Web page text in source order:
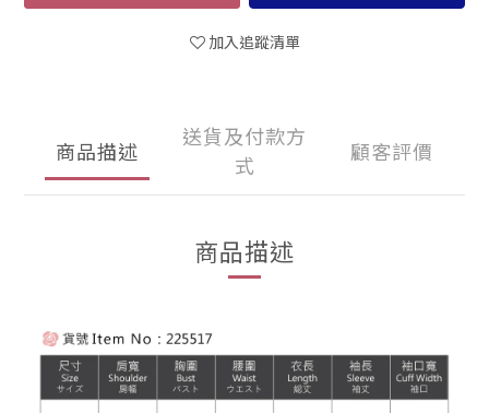
加入追蹤清單
商品描述
送貨及付款方
式
顧客評價
商品描述